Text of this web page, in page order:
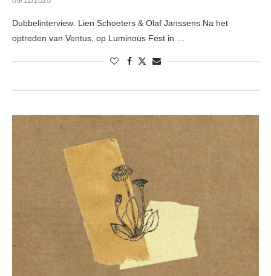
Dubbelinterview: Lien Schoeters & Olaf Janssens Na het
optreden van Ventus, op Luminous Fest in …